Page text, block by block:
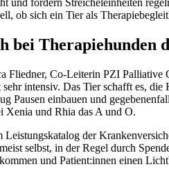
und fordern Streicheleinheiten
ob sich ein Tier als
bei Therapiehunden
Co-Leiterin PZI Palliative
intensiv. Das Tier schafft es,
Pausen einbauen und
Xenia und Rhia das A und O.
der
selbst, in der Regel durch
und Patient:innen einen